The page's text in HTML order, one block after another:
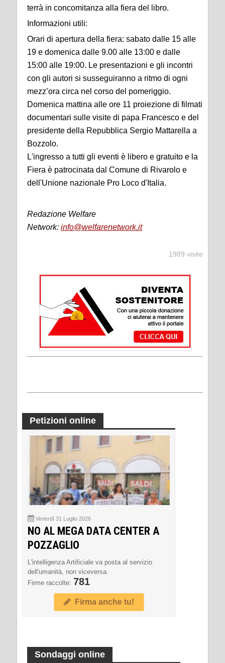
terrà in concomitanza alla fiera del libro.
Informazioni utili:
Orari di apertura della fiera: sabato dalle 15 alle
19 e domenica dalle 9.00 alle 13:00 e dalle
15:00 alle 19:00. Le presentazioni e gli incontri
con gli autori si susseguiranno a ritmo di ogni
mezz’ora circa nel corso del pomeriggio.
Domenica mattina alle ore 11 proiezione di filmati
documentari sulle visite di papa Francesco e del
presidente della Repubblica Sergio Mattarella a
Bozzolo.
L'ingresso a tutti gli eventi è libero e gratuito e la
Fiera è patrocinata dal Comune di Rivarolo e
dell'Unione nazionale Pro Loco d'Italia.
Redazione Welfare
Network: info@welfarenetwork.it
1989 visite
Petizioni online
Venerdì 31 Luglio 2026
NO AL MEGA DATA CENTER A
POZZAGLIO
L'intelligenza Artificiale va posta al servizio
dell'umanità, non viceversa.
Firme raccolte: 781
Firma anche tu!
Sondaggi online